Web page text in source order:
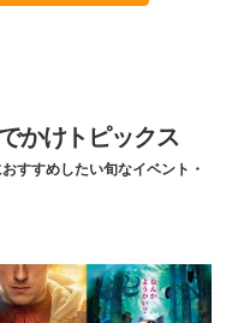
かけトピックス
すすめしたい旬なイベント・